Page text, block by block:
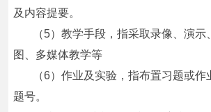
及内容提要。
（5）教学手段，指采取录像、演
图、多媒体教学等
（6）作业及实验，指布置习题或作
题号。